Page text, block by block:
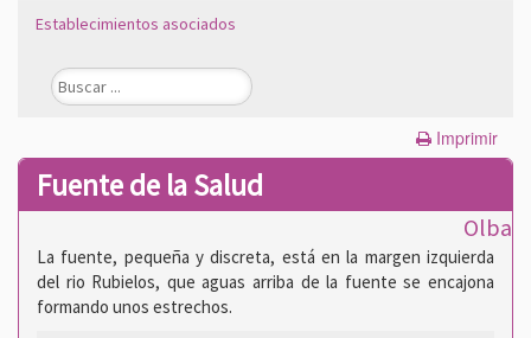
Establecimientos asociados
Imprimir
Fuente de la Salud
Olba
La fuente, pequeña y discreta, está en la margen izquierda
del rio Rubielos, que aguas arriba de la fuente se encajona
formando unos estrechos.